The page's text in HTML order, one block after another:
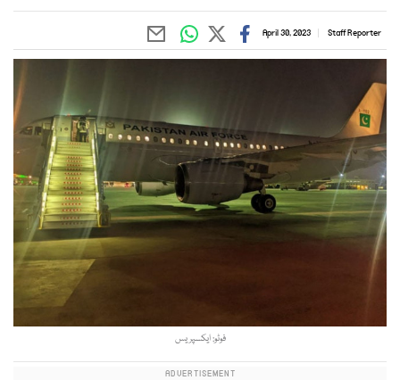
Staff Reporter
April 30, 2023
فوٹو: ایکسپریس